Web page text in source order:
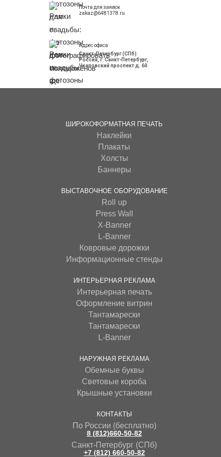
Почта для заявок
zakaz@6481378.ru
Адрес офиса
Санкт-Петербург (СПб):
Россия, г. Санкт-Петербург,
Чкаловский проспект д. 60
ШИРОКОФОРМАТНАЯ ПЕЧАТЬ
Наклейки
Плакаты
Холсты
Баннеры
ВЫСТАВОЧНОЕ ОБОРУДОВАНИЕ
Roll up
Press Wall
Х-Banner
L-Banner
Ковровые дорожки
Информационные стенды
ИНТЕРЬЕРНАЯ РЕКЛАМА
Интерьерная печать
Оформление витрин
Тантамарески
Тантамарески
L-Banner
НАРУЖНАЯ РЕКЛАМА
Обемные буквы
Световые короба
Крышные установки
КОНТАКТЫ
По России (бесплатно)
8 (812)660-50-82
Санкт-Петербург (СПб)
+7 (812) 660-50-82